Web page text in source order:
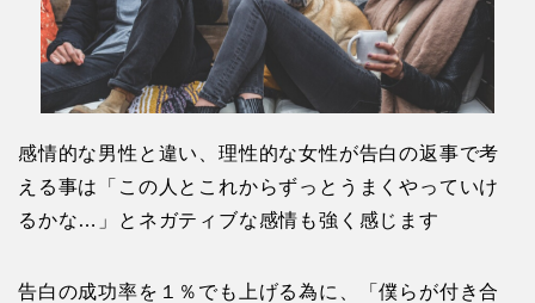
感情的な男性と違い、理性的な女性が告白の返事で考
える事は「この人とこれからずっとうまくやっていけ
るかな…」とネガティブな感情も強く感じます
告白の成功率を１％でも上げる為に、「僕らが付き合